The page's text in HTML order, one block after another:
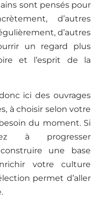
sont pensés pour
d’autres
d’autres
un regard plus
et l’esprit de la
ici des ouvrages
à choisir selon votre
du moment. Si
à progresser
une base
votre culture
permet d’aller